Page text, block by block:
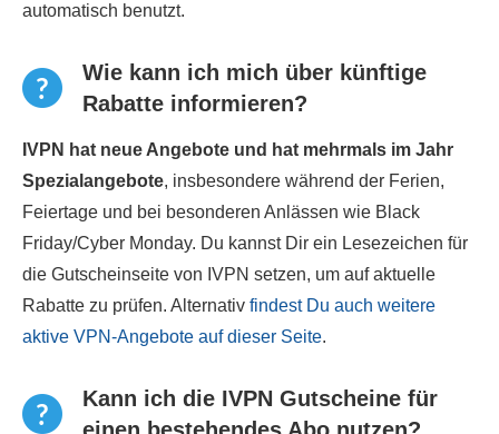
automatisch benutzt.
Wie kann ich mich über künftige
Rabatte informieren?
IVPN hat neue Angebote und hat mehrmals im Jahr
Spezialangebote, insbesondere während der Ferien,
Feiertage und bei besonderen Anlässen wie Black
Friday/Cyber Monday. Du kannst Dir ein Lesezeichen für
die Gutscheinseite von IVPN setzen, um auf aktuelle
Rabatte zu prüfen. Alternativ findest Du auch weitere
aktive VPN-Angebote auf dieser Seite.
Kann ich die IVPN Gutscheine für